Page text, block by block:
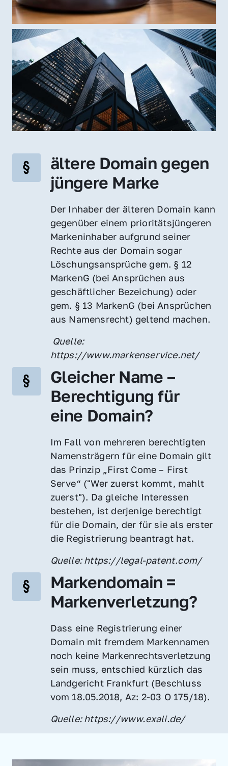
ältere Domain gegen
jüngere Marke
Der Inhaber der älteren Domain kann
gegenüber einem prioritätsjüngeren
Markeninhaber aufgrund seiner
Rechte aus der Domain sogar
Löschungsansprüche gem. § 12
MarkenG (bei Ansprüchen aus
geschäftlicher Bezeichung) oder
gem. § 13 MarkenG (bei Ansprüchen
aus Namensrecht) geltend machen.
https://www.markenservice.net/
Gleicher Name –
Berechtigung für
eine Domain?
Im Fall von mehreren berechtigten
Namensträgern für eine Domain gilt
das Prinzip „First Come – First
Serve“ ("Wer zuerst kommt, mahlt
zuerst"). Da gleiche Interessen
bestehen, ist derjenige berechtigt
für die Domain, der für sie als erster
die Registrierung beantragt hat.
Quelle: https://legal-patent.com/
Markendomain =
Markenverletzung?
Dass eine Registrierung einer
Domain mit fremdem Markennamen
noch keine Markenrechtsverletzung
sein muss, entschied kürzlich das
Landgericht Frankfurt (Beschluss
vom 18.05.2018, Az: 2-03 O 175/18).
Quelle: https://www.exali.de/